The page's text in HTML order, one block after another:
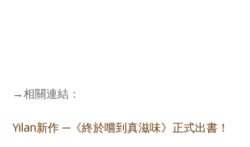
→相關連結：
Yilan新作 ─《終於嚐到真滋味》正式出書！